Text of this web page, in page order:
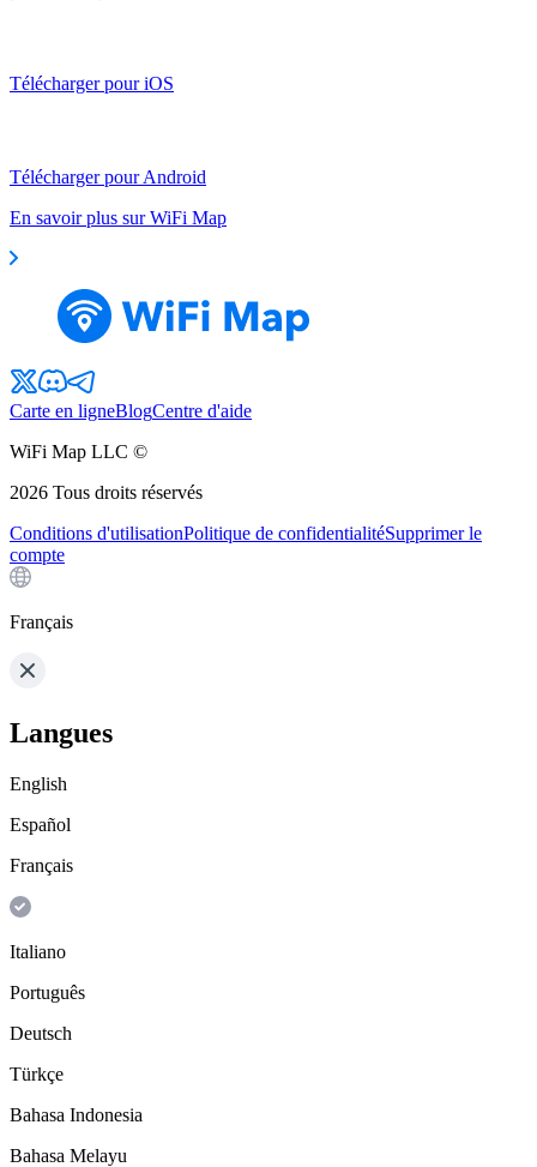
Télécharger pour iOS
Télécharger pour Android
En savoir plus sur WiFi Map
Carte en ligneBlogCentre d'aide
WiFi Map LLC ©
2026 Tous droits réservés
Conditions d'utilisationPolitique de confidentialitéSupprimer le
compte
Français
Langues
English
Español
Français
Italiano
Português
Deutsch
Türkçe
Bahasa Indonesia
Bahasa Melayu